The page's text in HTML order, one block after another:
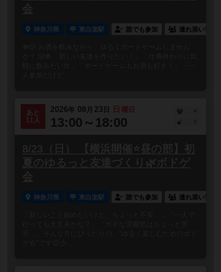
会
神奈川県 東白楽駅 誰でも参加 連れ添い登録
🍻🎲 お酒を飲みながら、ゆるくボードゲームしません
か？ 🎲🍻「新しい友達を作りたい！」「仕事終わりに気
軽に飲みたい🍺」「ボードゲームもお酒も好き！」「一
人参加だけど...
あと
11人
2026年 08 月 23 日 日 曜日
13:00～18:00
4
8/23（日） 【横浜開催⭐️昼の部】初
夏のゆるっと友達づくり🌿ボドゲ
会
神奈川県 東白楽駅 誰でも参加 連れ添い登録
「新しいこと始めたいけど、ちょっと不安…」「一人で
行っても大丈夫かな？」「ガチな雰囲気はちょっと苦
手…」そんな方にぴったりの、“ゆるく楽しむためのボド
ゲ会”です😊少...